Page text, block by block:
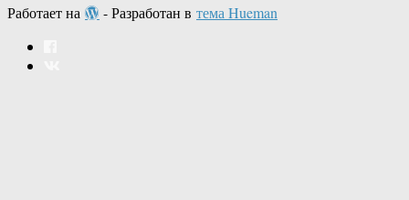
Работает на
- Разработан в тема Hueman